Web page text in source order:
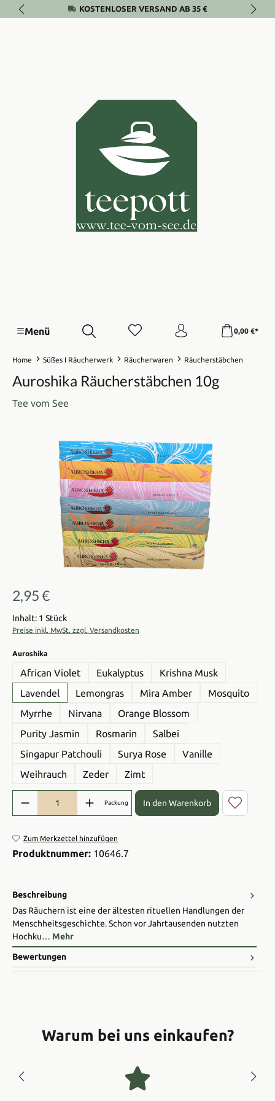
Zum Hauptinhalt springenKOSTENLOSER VERSAND AB 35 €
Menü 0,00 €*
Home Süßes I Räucherwerk Räucherwaren Räucherstäbchen
Auroshika Räucherstäbchen 10g
Tee vom See
Bildergalerie überspringen
Regulärer Preis:
2,95 €
Inhalt: 1 Stück
Preise inkl. MwSt. zzgl. Versandkosten
Auroshika
African Violet Eukalyptus
Krishna Musk
Lavendel
Lemongras Mira Amber
Mosquito
Myrrhe
Nirvana
Orange Blossom
Purity Jasmin
Rosmarin
Salbei
Singapur Patchouli
Surya Rose
Vanille
Weihrauch
Zeder Zimt
Produkt Anzahl: Gib den gewünschten Wert ein oder benutze die
Packung In den Warenkorb
Zum Merkzettel hinzufügen
Produktnummer: 10646.7
Beschreibung
Das Räuchern ist eine der ältesten rituellen Handlungen der
Menschheitsgeschichte. Schon vor Jahrtausenden nutzten
Hochku… Mehr
Bewertungen
Warum bei uns einkaufen?